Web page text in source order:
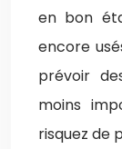
en bon
encore
prévoir
moins
risquez de